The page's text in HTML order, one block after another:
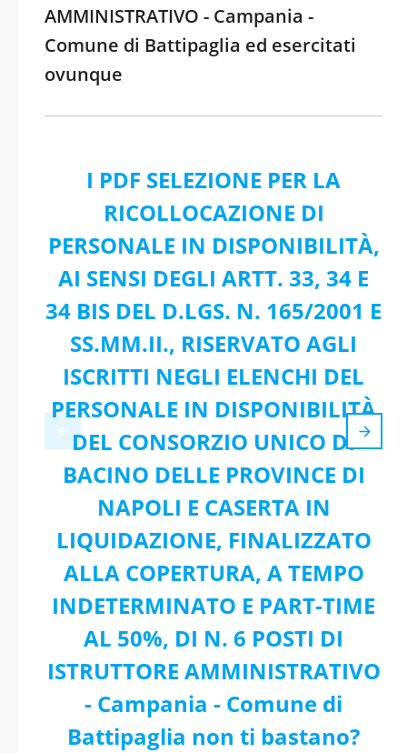
AMMINISTRATIVO - Campania -
Comune di Battipaglia ed esercitati
ovunque
I PDF SELEZIONE PER LA
RICOLLOCAZIONE DI
PERSONALE IN DISPONIBILITÀ,
AI SENSI DEGLI ARTT. 33, 34 E
34 BIS DEL D.LGS. N. 165/2001 E
SS.MM.II., RISERVATO AGLI
ISCRITTI NEGLI ELENCHI DEL
PERSONALE IN DISPONIBILITÀ
DEL CONSORZIO UNICO DI
BACINO DELLE PROVINCE DI
NAPOLI E CASERTA IN
LIQUIDAZIONE, FINALIZZATO
ALLA COPERTURA, A TEMPO
INDETERMINATO E PART-TIME
AL 50%, DI N. 6 POSTI DI
ISTRUTTORE AMMINISTRATIVO
- Campania - Comune di
Battipaglia non ti bastano?